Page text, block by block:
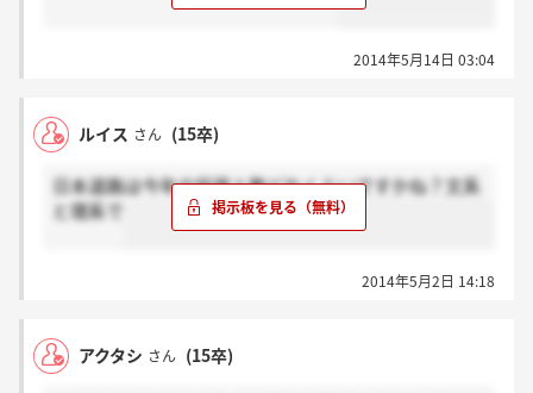
2014年5月14日 03:04
ルイス さん (15卒)
日本道路は今年の採用人数どれくらいですかね？文系
と理系で
2014年5月2日 14:18
アクタシ さん (15卒)